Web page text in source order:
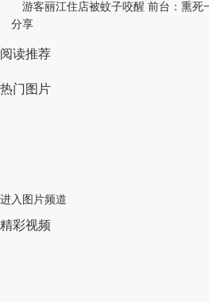
游客丽江住店被蚊子咬醒 前台：熏死
分享
阅读推荐
热门图片
进入图片频道
精彩视频